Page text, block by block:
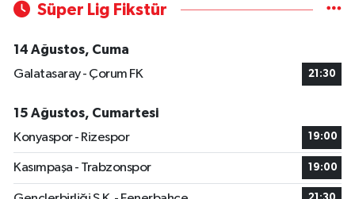
Süper Lig Fikstür
14 Ağustos, Cuma
Galatasaray - Çorum FK
21:30
15 Ağustos, Cumartesi
Konyaspor - Rizespor
19:00
Kasımpaşa - Trabzonspor 19:00